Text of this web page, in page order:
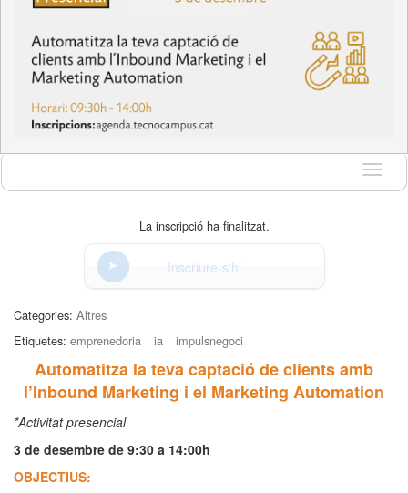
Idioma
La inscripció ha finalitzat.
Inscriure-s'hi
Categories: Altres
Etiquetes: emprenedoria ia impulsnegoci
Automatitza la teva captació de clients amb
l’Inbound Marketing i el Marketing Automation
*Activitat presencial
3 de desembre de 9:30 a 14:00h
OBJECTIUS: